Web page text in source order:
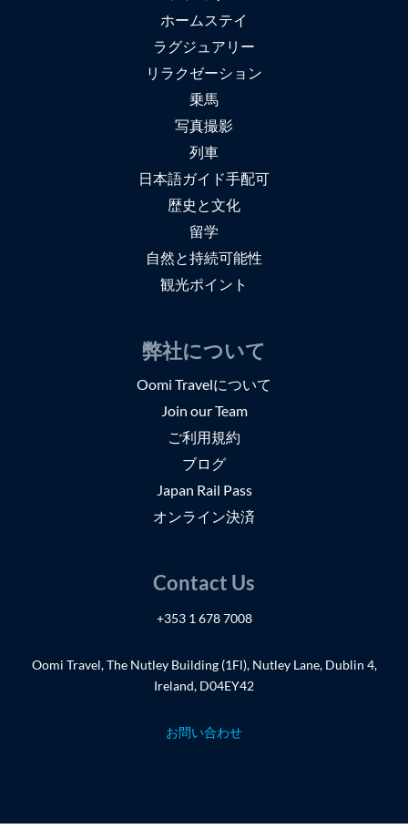
ホームステイ
ラグジュアリー
リラクゼーション
乗馬
写真撮影
列車
日本語ガイド手配可
歴史と文化
留学
自然と持続可能性
観光ポイント
弊社について
Oomi Travelについて
Join our Team
ご利用規約
ブログ
Japan Rail Pass
オンライン決済
Contact Us
+353 1 678 7008
Oomi Travel, The Nutley Building (1Fl), Nutley Lane, Dublin 4,
Ireland, D04EY42
お問い合わせ